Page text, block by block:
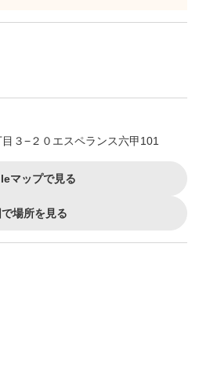
３−２０エスペランス六甲101
マップで見る
場所を見る